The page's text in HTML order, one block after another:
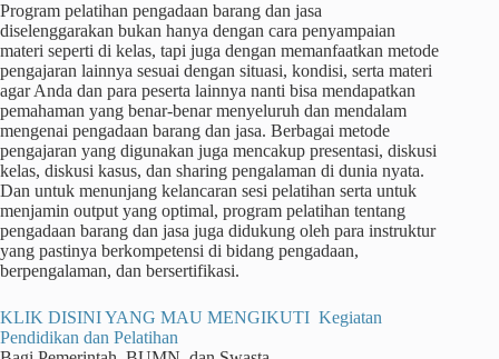
Program pelatihan pengadaan barang dan jasa
diselenggarakan bukan hanya dengan cara penyampaian
materi seperti di kelas, tapi juga dengan memanfaatkan metode
pengajaran lainnya sesuai dengan situasi, kondisi, serta materi
agar Anda dan para peserta lainnya nanti bisa mendapatkan
pemahaman yang benar-benar menyeluruh dan mendalam
mengenai pengadaan barang dan jasa. Berbagai metode
pengajaran yang digunakan juga mencakup presentasi, diskusi
kelas, diskusi kasus, dan sharing pengalaman di dunia nyata.
Dan untuk menunjang kelancaran sesi pelatihan serta untuk
menjamin output yang optimal, program pelatihan tentang
pengadaan barang dan jasa juga didukung oleh para instruktur
yang pastinya berkompetensi di bidang pengadaan,
berpengalaman, dan bersertifikasi.
KLIK DISINI YANG MAU MENGIKUTI Kegiatan
Pendidikan dan Pelatihan